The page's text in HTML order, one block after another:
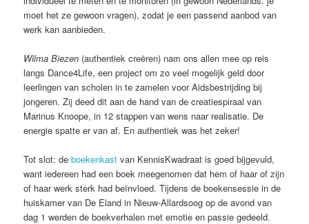
moet het ze gewoon vragen), zodat je een passend aanbod van
werk kan aanbieden.
Wilma Biezen (authentiek creëren) nam ons allen mee op reis
langs Dance4Life, een project om zo veel mogelijk geld door
leerlingen van scholen in te zamelen voor Aidsbestrijding bij
jongeren. Zij deed dit aan de hand van de creatiespiraal van
Marinus Knoope, in 12 stappen van wens naar realisatie. De
energie spatte er van af. En authentiek was het zeker!
Tot slot: deboekenkast van KennisKwadraat is goed bijgevuld,
want iedereen had een boek meegenomen dat hem of haar of zijn
of haar werk sterk had beïnvloed. Tijdens de boekensessie in de
huiskamer van De Eland in Nieuw-Allardsoog op de avond van
dag 1 werden de boekverhalen met emotie en passie gedeeld.